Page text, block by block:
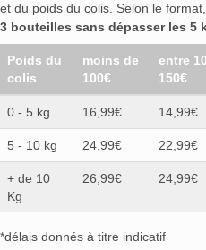
et du poids du colis. Selon le format,
3 bouteilles sans dépasser les 5
Poids du
colis
moins de
100€
entre
150€
0 - 5 kg 16,99€ 14,99€
5 - 10 kg 24,99€ 22,99€
+ de 10
Kg
26,99€ 24,99€
*délais donnés à titre indicatif